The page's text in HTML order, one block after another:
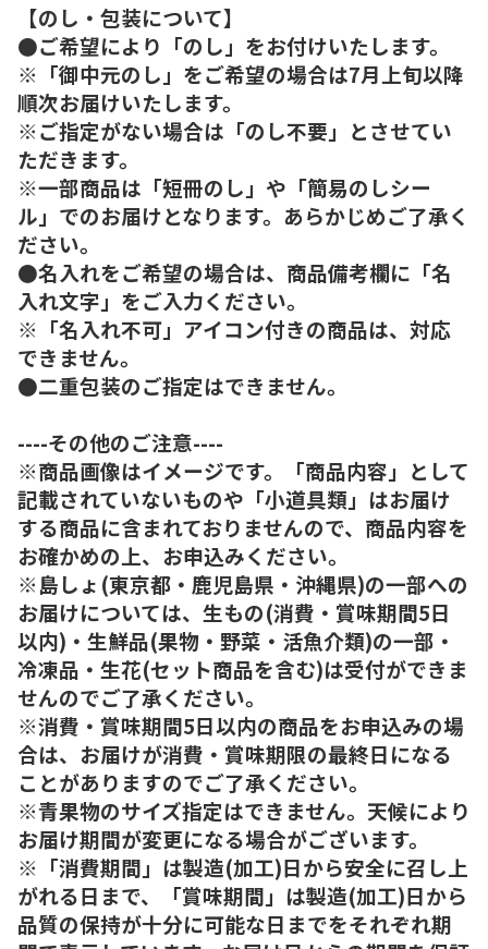
【のし・包装について】
●ご希望により「のし」をお付けいたします。
※「御中元のし」をご希望の場合は7月上旬以降
順次お届けいたします。
※ご指定がない場合は「のし不要」とさせてい
ただきます。
※一部商品は「短冊のし」や「簡易のしシー
ル」でのお届けとなります。あらかじめご了承く
ださい。
●名入れをご希望の場合は、商品備考欄に「名
入れ文字」をご入力ください。
※「名入れ不可」アイコン付きの商品は、対応
できません。
●二重包装のご指定はできません。
----その他のご注意----
※商品画像はイメージです。「商品内容」として
記載されていないものや「小道具類」はお届け
する商品に含まれておりませんので、商品内容を
お確かめの上、お申込みください。
※島しょ(東京都・鹿児島県・沖縄県)の一部への
お届けについては、生もの(消費・賞味期間5日
以内)・生鮮品(果物・野菜・活魚介類)の一部・
冷凍品・生花(セット商品を含む)は受付ができま
せんのでご了承ください。
※消費・賞味期間5日以内の商品をお申込みの場
合は、お届けが消費・賞味期限の最終日になる
ことがありますのでご了承ください。
※青果物のサイズ指定はできません。天候により
お届け期間が変更になる場合がございます。
※「消費期間」は製造(加工)日から安全に召し上
がれる日まで、「賞味期間」は製造(加工)日から
品質の保持が十分に可能な日までをそれぞれ期